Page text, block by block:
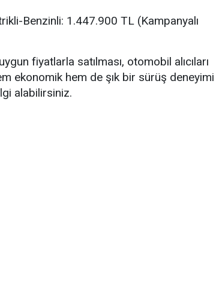
Benzinli: 1.447.900 TL (Kampanyalı
fiyatlarla satılması, otomobil alıcıları
ekonomik hem de şık bir sürüş deneyimi
alabilirsiniz.